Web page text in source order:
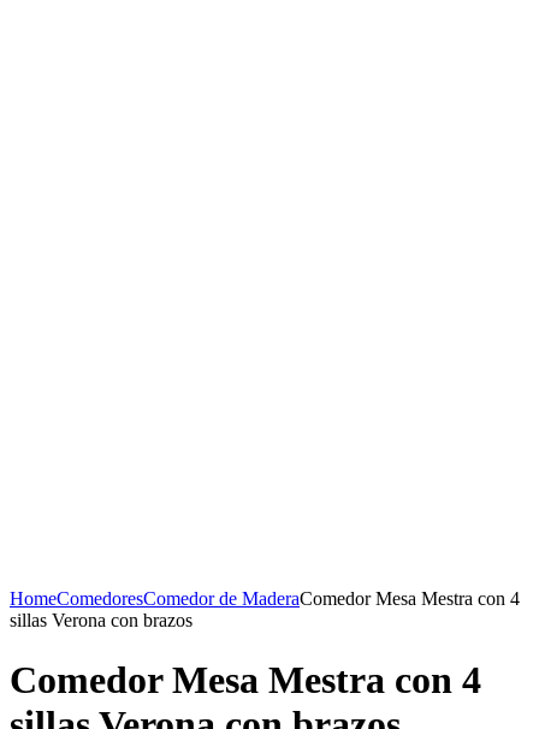
HomeComedoresComedor de MaderaComedor Mesa Mestra con 4
sillas Verona con brazos
Comedor Mesa Mestra con 4